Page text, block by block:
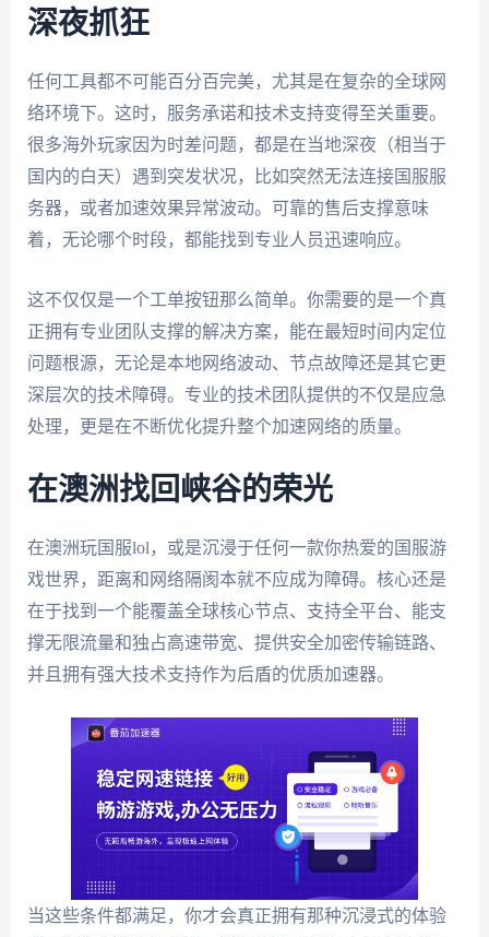
深夜抓狂
任何工具都不可能百分百完美，尤其是在复杂的全球网
络环境下。这时，服务承诺和技术支持变得至关重要。
很多海外玩家因为时差问题，都是在当地深夜（相当于
国内的白天）遇到突发状况，比如突然无法连接国服服
务器，或者加速效果异常波动。可靠的售后支撑意味
着，无论哪个时段，都能找到专业人员迅速响应。
这不仅仅是一个工单按钮那么简单。你需要的是一个真
正拥有专业团队支撑的解决方案，能在最短时间内定位
问题根源，无论是本地网络波动、节点故障还是其它更
深层次的技术障碍。专业的技术团队提供的不仅是应急
处理，更是在不断优化提升整个加速网络的质量。
在澳洲找回峡谷的荣光
在澳洲玩国服lol，或是沉浸于任何一款你热爱的国服游
戏世界，距离和网络隔阂本就不应成为障碍。核心还是
在于找到一个能覆盖全球核心节点、支持全平台、能支
撑无限流量和独占高速带宽、提供安全加密传输链路、
并且拥有强大技术支持作为后盾的优质加速器。
当这些条件都满足，你才会真正拥有那种沉浸式的体验